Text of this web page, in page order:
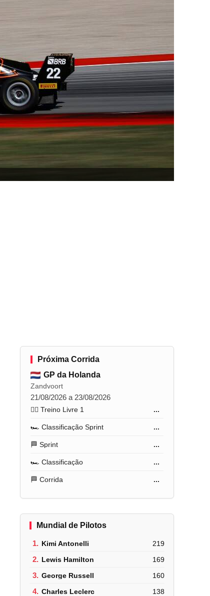
Próxima Corrida
GP da Holanda
Zandvoort
21/08/2026 a 23/08/2026
🏋️‍♂️ Treino Livre 1 ...
🏎️ Classificação Sprint ...
🏁 Sprint ...
🏎️ Classificação ...
🏁 Corrida ...
Mundial de Pilotos
1. Kimi Antonelli 219
2. Lewis Hamilton 169
3. George Russell 160
4. Charles Leclerc 138